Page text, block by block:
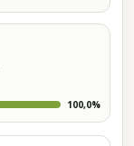
100,0%